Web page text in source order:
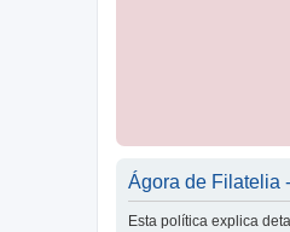
Ágora de Filatelia
Esta política explica